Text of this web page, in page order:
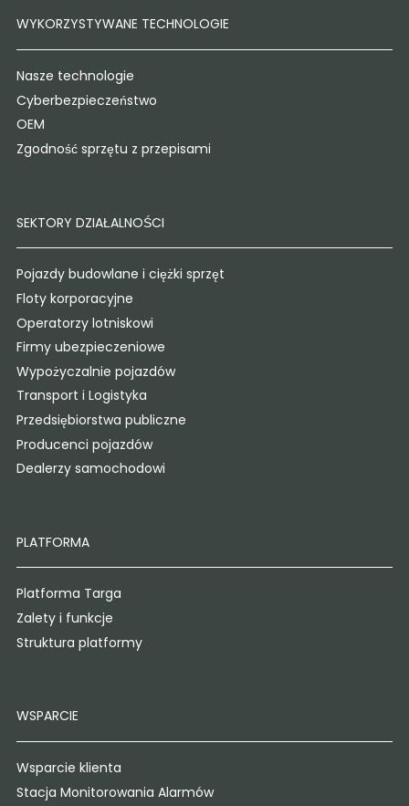
WYKORZYSTYWANE TECHNOLOGIE
Nasze technologie
Cyberbezpieczeństwo
OEM
Zgodność sprzętu z przepisami
SEKTORY DZIAŁALNOŚCI
Pojazdy budowlane i ciężki sprzęt
Floty korporacyjne
Operatorzy lotniskowi
Firmy ubezpieczeniowe
Wypożyczalnie pojazdów
Transport i Logistyka
Przedsiębiorstwa publiczne
Producenci pojazdów
Dealerzy samochodowi
PLATFORMA
Platforma Targa
Zalety i funkcje
Struktura platformy
WSPARCIE
Wsparcie klienta
Stacja Monitorowania Alarmów